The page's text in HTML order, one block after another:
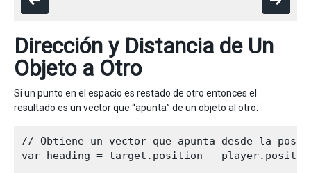
Dirección y Distancia de Un
Objeto a Otro
Si un punto en el espacio es restado de otro entonces el
resultado es un vector que “apunta” de un objeto al otro.
// Obtiene un vector que apunta desde la
var heading = target.position -